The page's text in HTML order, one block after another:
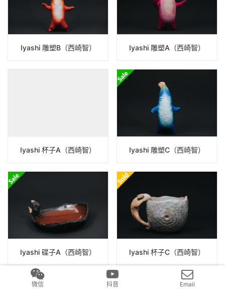
Iyashi 雕塑B（西崎智） Iyashi 雕塑A（西崎智）
Iyashi 杯子A（西崎智） Iyashi 雕塑C（西崎智）
Iyashi 碟子A（西崎智） Iyashi 杯子C（西崎智）
微信 抖音 Email